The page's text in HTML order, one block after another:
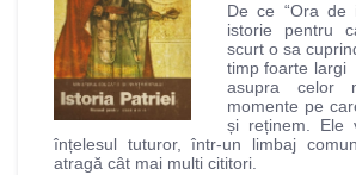
De ce “Ora de
istorie pentru
scurt o sa
timp foarte largi
asupra celor
momente pe
și reținem. Ele
înțelesul tuturor, într-un limbaj
atragă cât mai multi cititori.